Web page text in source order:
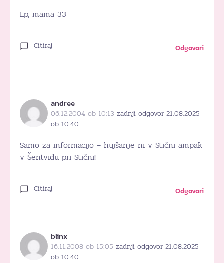
Lp, mama 33
Citiraj Odgovori
andree
06.12.2004 ob 10:13 zadnji odgovor 21.08.2025
ob 10:40
Samo za informacijo – hujšanje ni v Stični ampak
v Šentvidu pri Stični!
Citiraj Odgovori
blinx
16.11.2008 ob 15:05 zadnji odgovor 21.08.2025
ob 10:40